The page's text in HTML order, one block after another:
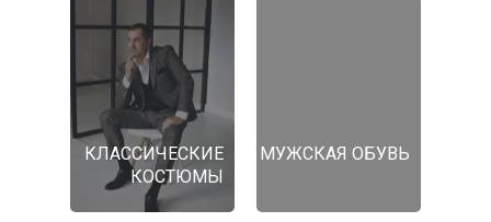
КЛАССИЧЕСКИЕ
КОСТЮМЫ
МУЖСКАЯ ОБУВЬ